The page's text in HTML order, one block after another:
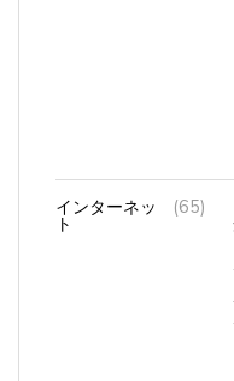
インターネッ
ト
(65)